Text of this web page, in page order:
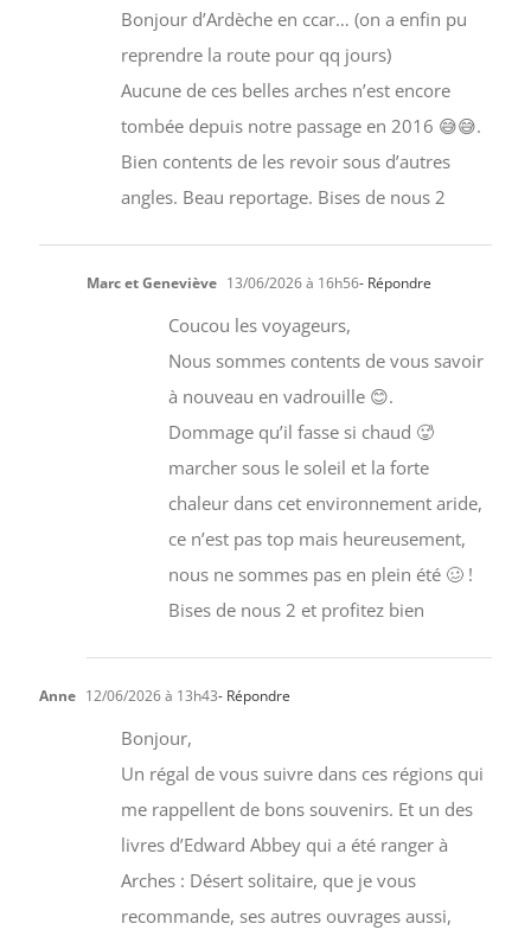
Bonjour d’Ardèche en ccar… (on a enfin pu
reprendre la route pour qq jours)
Aucune de ces belles arches n’est encore
tombée depuis notre passage en 2016 😅😅.
Bien contents de les revoir sous d’autres
angles. Beau reportage. Bises de nous 2
Marc et Geneviève 13/06/2026 à 16h56- Répondre
Coucou les voyageurs,
Nous sommes contents de vous savoir
à nouveau en vadrouille 😊.
Dommage qu’il fasse si chaud 🥵
marcher sous le soleil et la forte
chaleur dans cet environnement aride,
ce n’est pas top mais heureusement,
nous ne sommes pas en plein été 🥴 !
Bises de nous 2 et profitez bien
Anne 12/06/2026 à 13h43- Répondre
Bonjour,
Un régal de vous suivre dans ces régions qui
me rappellent de bons souvenirs. Et un des
livres d’Edward Abbey qui a été ranger à
Arches : Désert solitaire, que je vous
recommande, ses autres ouvrages aussi,